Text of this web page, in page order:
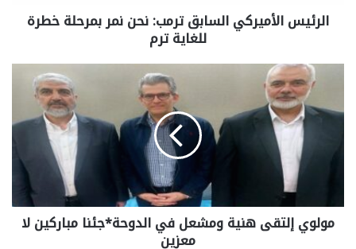
الرئيس الأميركي السابق ترمب: نحن نمر بمرحلة خطرة
للغاية ترم
مولوي إلتقى هنية ومشعل في الدوحة*جئنا مباركين لا
معزين